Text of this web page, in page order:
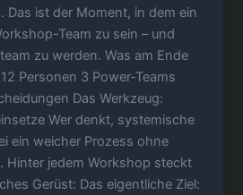
Das ist der Moment, in dem ein
Team zu sein – und
zu werden. Was am Ende
Personen 3 Power-Teams
Das Werkzeug:
Wer denkt, systemische
ein weicher Prozess ohne
Hinter jedem Workshop steckt
Gerüst: Das eigentliche Ziel: